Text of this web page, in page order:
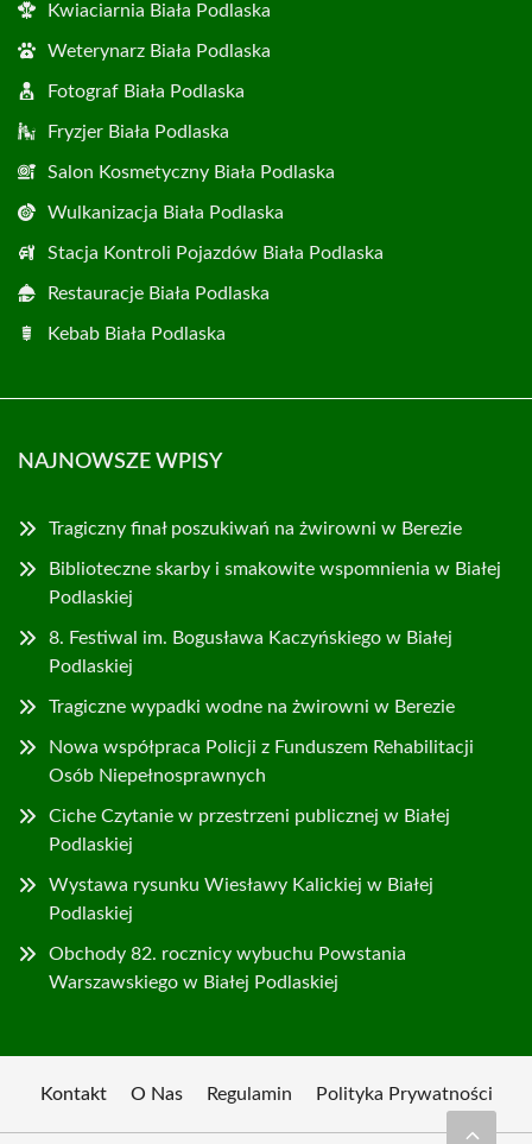
Kwiaciarnia Biała Podlaska
Weterynarz Biała Podlaska
Fotograf Biała Podlaska
Fryzjer Biała Podlaska
Salon Kosmetyczny Biała Podlaska
Wulkanizacja Biała Podlaska
Stacja Kontroli Pojazdów Biała Podlaska
Restauracje Biała Podlaska
Kebab Biała Podlaska
NAJNOWSZE WPISY
Tragiczny finał poszukiwań na żwirowni w Berezie
Biblioteczne skarby i smakowite wspomnienia w Białej
Podlaskiej
8. Festiwal im. Bogusława Kaczyńskiego w Białej
Podlaskiej
Tragiczne wypadki wodne na żwirowni w Berezie
Nowa współpraca Policji z Funduszem Rehabilitacji
Osób Niepełnosprawnych
Ciche Czytanie w przestrzeni publicznej w Białej
Podlaskiej
Wystawa rysunku Wiesławy Kalickiej w Białej
Podlaskiej
Obchody 82. rocznicy wybuchu Powstania
Warszawskiego w Białej Podlaskiej
Kontakt O Nas Regulamin Polityka Prywatności